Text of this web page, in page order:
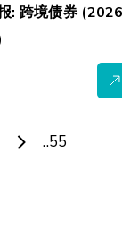
: 跨境债券
..55